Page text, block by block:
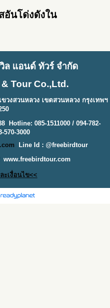
อันโด่งดังใน
ล แอนด์ ทัวร์ จำกัด
Tour Co.,Ltd.
วงสวนหลวง เขตสวนหลวง กรุงเทพฯ
Hotline: 085-1511000 / 094-782-
570-3000
Line Id : @freebirdtour
www.freebirdtour.com
ะเงื่อนไข<<